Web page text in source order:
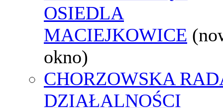
OSIEDLA
MACIEJKOWICE
okno)
CHORZOWSKA
DZIAŁALNOŚCI